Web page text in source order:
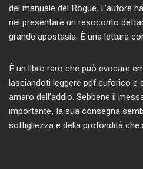
del manuale del Rogue. L’autore
nel presentare un resoconto
grande apostasia. È una lettura
È un libro raro che può evocare
lasciandoti leggere pdf euforico e
amaro dell’addio. Sebbene il
importante, la sua consegna
sottigliezza e della profondità che